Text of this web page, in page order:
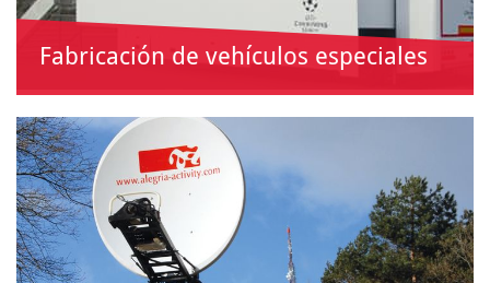
Fabricación de vehículos especiales